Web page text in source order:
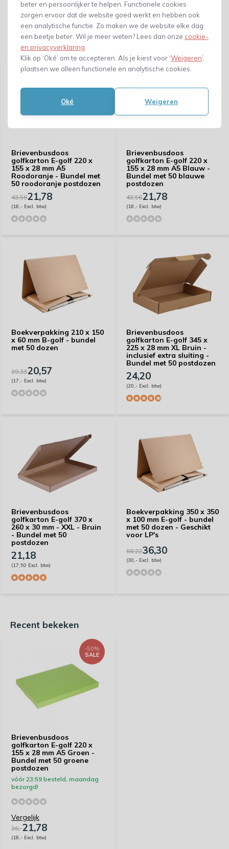
beter en persoonlijker te helpen. Functionele cookies
zorgen ervoor dat de website goed werkt en hebben ook
een analytische functie. Zo maken we de website elke dag
een beetje beter. Wil je meer weten? Lees dan onze cookie-
en privacyverklaring
Klik op ‘Oké’ om te accepteren. Als je kiest voor ‘Weigeren’,
plaatsen we alleen functionele en analytische cookies.
Oké Weigeren
Gerelateerde producten
Brievenbusdoos
golfkarton E-golf 220 x
155 x 28 mm A5
Roodoranje - Bundel met
50 roodoranje postdozen
43,5621,78
(18,- Excl. btw)
Brievenbusdoos
golfkarton E-golf 220 x
155 x 28 mm A5 Blauw -
Bundel met 50 blauwe
postdozen
43,5621,78
(18,- Excl. btw)
Boekverpakking 210 x 150
x 60 mm B-golf - bundel
met 50 dozen
39,3320,57
(17,- Excl. btw)
Brievenbusdoos
golfkarton E-golf 345 x
225 x 28 mm XL Bruin -
inclusief extra sluiting -
Bundel met 50 postdozen
24,20
(20,- Excl. btw)
Brievenbusdoos
golfkarton E-golf 370 x
260 x 30 mm - XXL - Bruin
- Bundel met 50
postdozen
21,18
(17,50 Excl. btw)
Boekverpakking 350 x 350
x 100 mm E-golf - bundel
met 50 dozen - Geschikt
voor LP's
68,2236,30
(30,- Excl. btw)
Recent bekeken
Brievenbusdoos
golfkarton E-golf 220 x
155 x 28 mm A5 Groen -
Bundel met 50 groene
postdozen
-50%
SALE
vóór 23:59 besteld, maandag
bezorgd!
Vergelijk
36,-21,78
(18,- Excl. btw)